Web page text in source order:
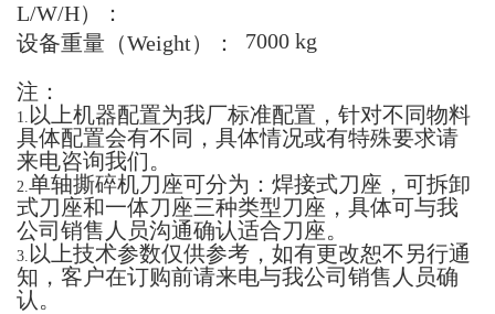
L/W/H）：
设备重量（Weight）： 7000 kg
注：
1. 以上机器配置为我厂标准配置，针对不同物料
具体配置会有不同，具体情况或有特殊要求请
来电咨询我们。
2.单轴撕碎机刀座可分为：焊接式刀座，可拆卸
式刀座和一体刀座三种类型刀座，具体可与我
公司销售人员沟通确认适合刀座。
3. 以上技术参数仅供参考，如有更改恕不另行通
知，客户在订购前请来电与我公司销售人员确
认。